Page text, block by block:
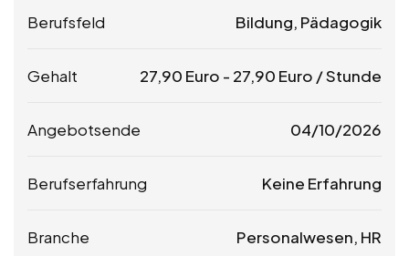
Berufsfeld Bildung, Pädagogik
Gehalt 27,90 Euro - 27,90 Euro / Stunde
Angebotsende 04/10/2026
Berufserfahrung Keine Erfahrung
Branche Personalwesen, HR